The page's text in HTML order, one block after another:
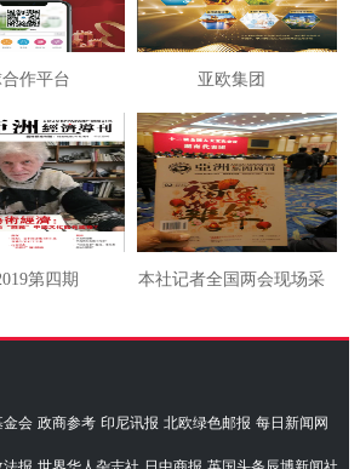
作平台 亚欧集团
第四期 本社记者全国两会现场采
访湖南代表团
金会 政商参考 印尼讯报 北欧绿色邮报 每日新闻网